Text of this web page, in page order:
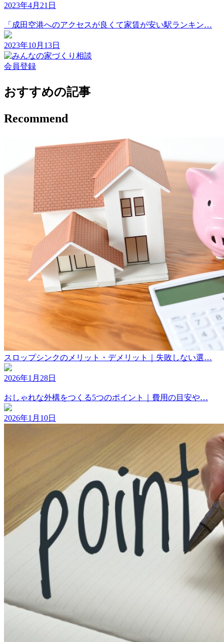
2023年4月21日
「成田空港へのアクセスが良くて家賃が安い駅ランキン…
2023年10月13日
会員登録
おすすめの記事
Recommend
スロップシンクのメリット・デメリット｜失敗しない選…
2026年1月28日
おしゃれな外構をつくる5つのポイント｜費用の目安や…
2026年1月10日